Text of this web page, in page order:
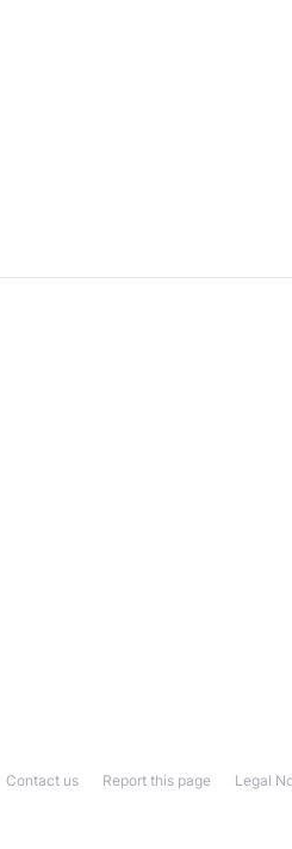
Legal
Report this page
Contact us